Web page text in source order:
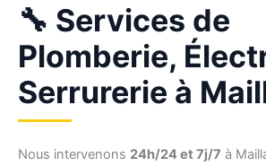
🔧 Services de
Plomberie,
Serrurerie à
Nous intervenons 24h/24 et 7j/7 à